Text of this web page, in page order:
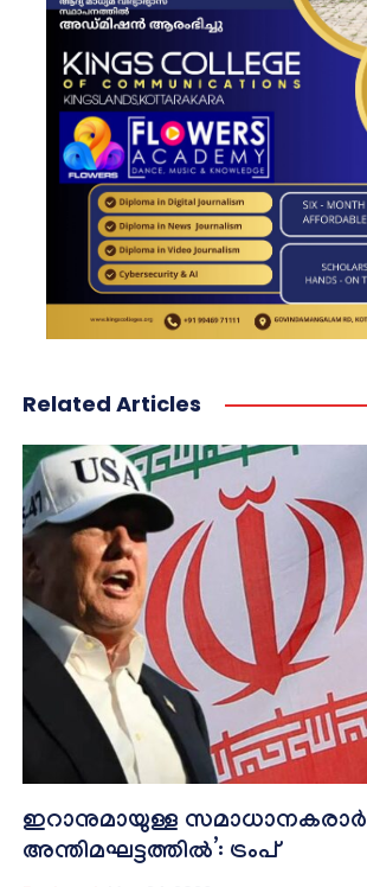
Related Articles
ഇറാനുമായുള്ള സമാധാനകരാർ
അന്തിമഘട്ടത്തിൽ‌’: ട്രംപ്